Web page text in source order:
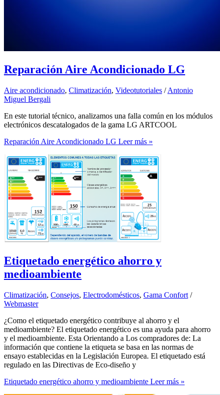
Reparación Aire Acondicionado LG
Aire acondicionado, Climatización, Videotutoriales /Antonio
Miguel Bergali
En este tutorial técnico, analizamos una falla común en los módulos
electrónicos descatalogados de la gama LG ARTCOOL
Reparación Aire Acondicionado LG Leer más »
Etiquetado energético ahorro y
medioambiente
Climatización, Consejos, Electrodomésticos, Gama Confort /
Webmaster
¿Como el etiquetado energético contribuye al ahorro y el
medioambiente? El etiquetado energético es una ayuda para ahorro
y el medioambiente. Esta Orientando a Los compradores de: La
información que contiene la etiqueta se basa en las normas de
ensayo establecidas en la Legislación Europea. El etiquetado está
regulado en las Directivas de Eco-diseño y
Etiquetado energético ahorro y medioambiente Leer más »